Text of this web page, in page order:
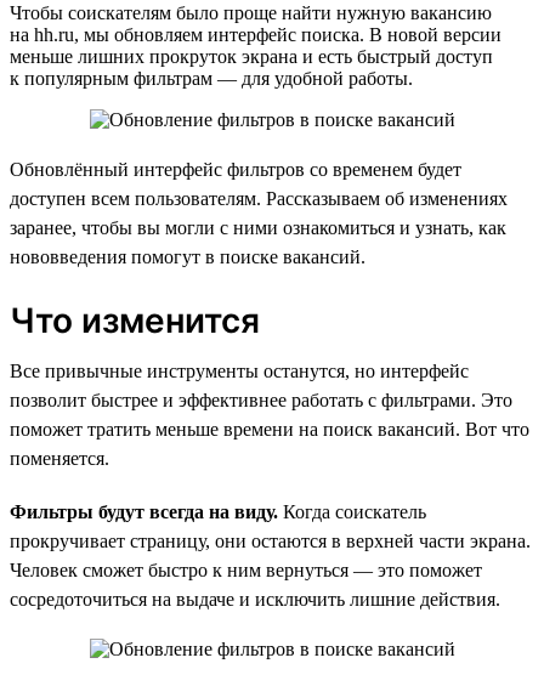
Чтобы соискателям было проще найти нужную вакансию
на hh.ru, мы обновляем интерфейс поиска. В новой версии
меньше лишних прокруток экрана и есть быстрый доступ
к популярным фильтрам — для удобной работы.
Обновлённый интерфейс фильтров со временем будет
доступен всем пользователям. Рассказываем об изменениях
заранее, чтобы вы могли с ними ознакомиться и узнать, как
нововведения помогут в поиске вакансий.
Что изменится
Все привычные инструменты останутся, но интерфейс
позволит быстрее и эффективнее работать с фильтрами. Это
поможет тратить меньше времени на поиск вакансий. Вот что
поменяется.
Фильтры будут всегда на виду. Когда соискатель
прокручивает страницу, они остаются в верхней части экрана.
Человек сможет быстро к ним вернуться — это поможет
сосредоточиться на выдаче и исключить лишние действия.